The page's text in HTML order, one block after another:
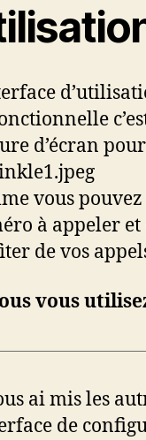
d’écran
vous
à appeler
de vos
vous
ai mis les
de